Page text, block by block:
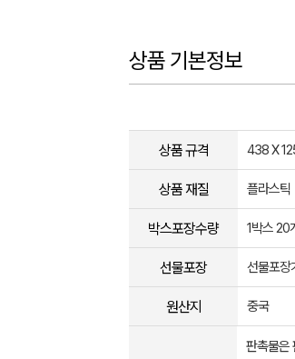
상품 기본정보
상품 규격 438 X
상품 재질 플라스틱
박스포장수량 1박스 20
선물포장 선물포장
원산지 중국
판촉물은